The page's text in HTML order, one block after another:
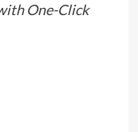
One-Click